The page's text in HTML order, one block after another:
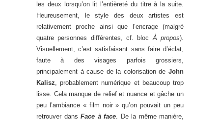
les deux lorsqu’on lit l’entièreté du titre à la suite.
Heureusement, le style des deux artistes est
relativement proche ainsi que l’encrage (malgré
quatre personnes différentes, cf. blocÀ propos).
Visuellement, c’est satisfaisant sans faire d’éclat,
faute à des visages parfois grossiers,
principalement à cause de la colorisation de John
Kalisz, probablement numérique et beaucoup trop
lisse. Cela manque de relief et nuance et gâche un
peu l’ambiance « film noir » qu’on pouvait un peu
retrouver dans Face à face. De la même manière,